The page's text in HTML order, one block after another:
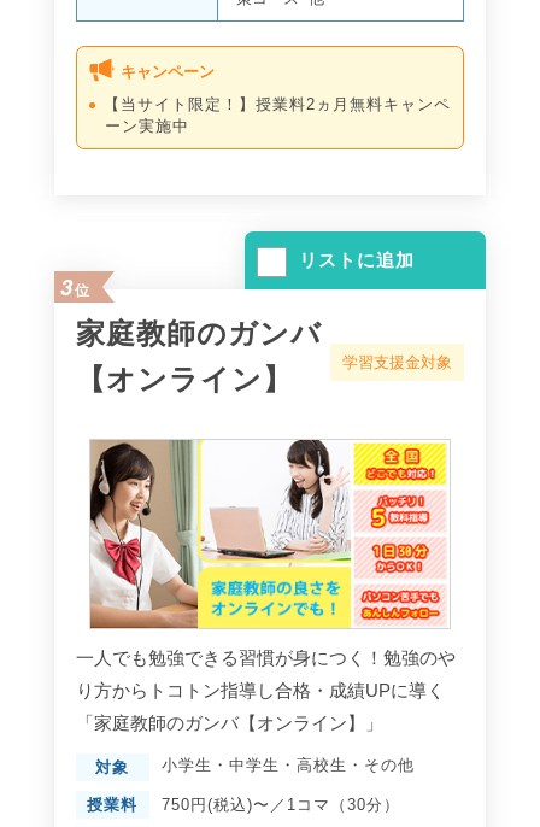
キャンペーン
【当サイト限定！】授業料2ヵ月無料キャンペ
ーン実施中
リストに追加
3位
家庭教師のガンバ
【オンライン】
学習支援金対象
一人でも勉強できる習慣が身につく！勉強のや
り方からトコトン指導し合格・成績UPに導く
「家庭教師のガンバ【オンライン】」
対象 小学生 ・ 中学生 ・ 高校生 ・ その他
授業料 750円(税込)〜／1コマ（30分）